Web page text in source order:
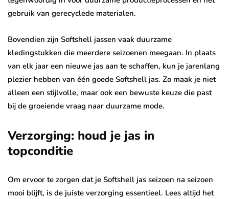
gebruik van gerecyclede materialen.
Bovendien zijn Softshell jassen vaak duurzame
kledingstukken die meerdere seizoenen meegaan. In plaats
van elk jaar een nieuwe jas aan te schaffen, kun je jarenlang
plezier hebben van één goede Softshell jas. Zo maak je niet
alleen een stijlvolle, maar ook een bewuste keuze die past
bij de groeiende vraag naar duurzame mode.
Verzorging: houd je jas in
topconditie
Om ervoor te zorgen dat je Softshell jas seizoen na seizoen
mooi blijft, is de juiste verzorging essentieel. Lees altijd het